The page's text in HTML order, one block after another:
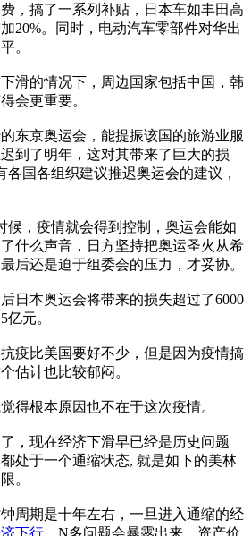
，搞了一系列补贴，日本车如丰田高
20%。同时，电动汽车零部件对华出
。
滑的情况下，周边国家包括中国，韩
会更重要。
东京奥运会，能提振该国的旅游业服
到了明年，这对其带来了巨大的损
各国各组织建议推迟奥运会的建议，
候，疫情就会得到控制，奥运会能如
什么声音，日方坚持把奥运圣火从希
后还是迫于组委会的压力，才妥协。
日本奥运会将带来的损失超过了6000
元。
疫比美国要好不少，但是因为疫情搞
估计也比较郁闷。
得根本原因也不在于这次疫情。
，现在经济下滑早已经是历史问题
处于一个通缩状态, 就是如下的美林
。
周期是十年左右，一旦进入通缩的经
下行 ，N多问题会暴露出来，资产价